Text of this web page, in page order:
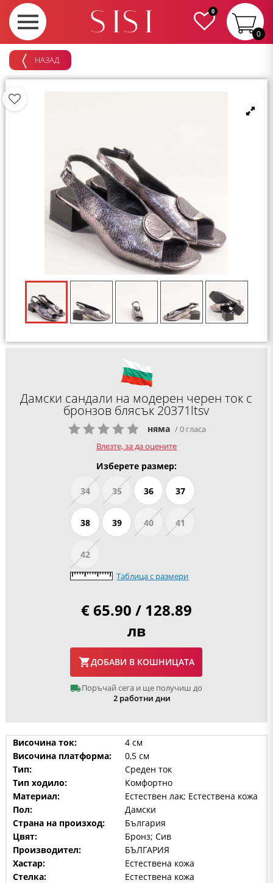
0
0
НАЗАД
Дамски сандали на модерен черен ток с
бронзов блясък 20371ltsv
няма / 0 гласа
Влезте, за да оцените
Изберете размер:
34 35 36 37
38 39 40 41
42
Таблица с размери
€ 65.90 / 128.89
лв
ДОБАВИ В КОШНИЦАТА
Поръчай сега и ще получиш до
2 работни дни
Височина ток:
4 см
Височина платформа:
0,5 см
Тип:
Среден ток
Тип ходило:
Комфортно
Материал:
Естествен лак; Естествена кожа
Пол:
Дамски
Страна на произход:
България
Цвят:
Бронз; Сив
Производител:
БЪЛГАРИЯ
Хастар:
Естествена кожа
Стелка:
Естествена кожа